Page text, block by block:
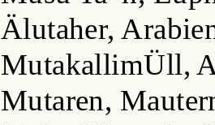
Älutaher,
MutakallimÜll,
Mutaren,